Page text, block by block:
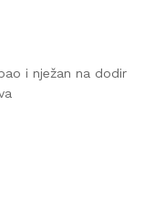
i nježan na dodir